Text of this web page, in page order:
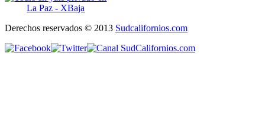
Derechos reservados © 2013 Sudcalifornios.com